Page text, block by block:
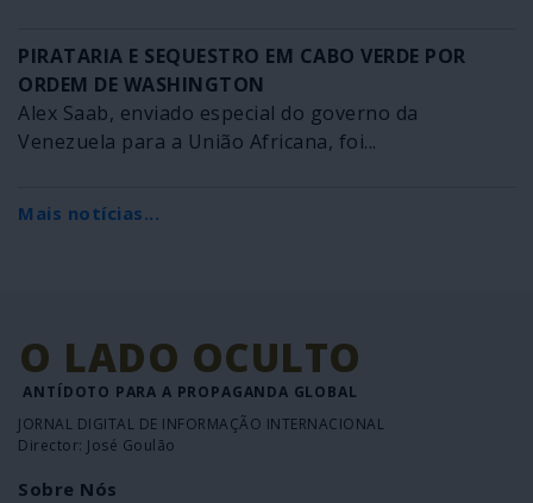
PIRATARIA E SEQUESTRO EM CABO VERDE POR
ORDEM DE WASHINGTON
Alex Saab, enviado especial do governo da
Venezuela para a União Africana, foi...
Mais notícias...
O LADO OCULTO
ANTÍDOTO PARA A PROPAGANDA GLOBAL
JORNAL DIGITAL DE INFORMAÇÃO INTERNACIONAL
Director: José Goulão
Sobre Nós